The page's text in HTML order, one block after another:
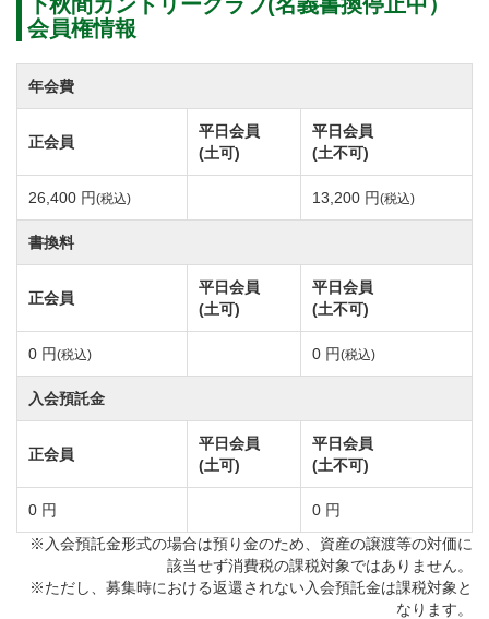
会員権情報
年会費
正会員
平日会員
(土可)
平日会員
(土不可)
26,400 円(税込) 13,200 円(税込)
書換料
正会員
平日会員
(土可)
平日会員
(土不可)
0 円(税込) 0 円(税込)
入会預託金
正会員
平日会員
(土可)
平日会員
(土不可)
0 円
0 円
※入会預託金形式の場合は預り金のため、資産の譲渡等の対価に
該当せず消費税の課税対象ではありません。
※ただし、募集時における返還されない入会預託金は課税対象と
なります。